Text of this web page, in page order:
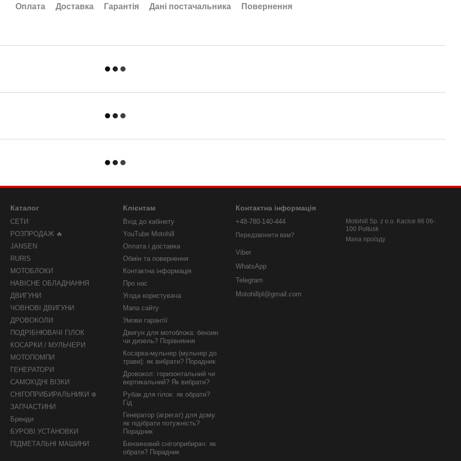
Оплата
Доставка Гарантія Дані постачальника Повернення
Каталог
СЕТИ
РОЗПРОДАЖ 🔥
JANSEN
RURIS
МОТОБЛОКИ
НАВІСНЕ ОБЛАДНАННЯ
ДВИГУНИ
ЧОВНОВІ ДВИГУНИ
ДРОВОКОЛИ
ПОДРІБНЮВАЧІ ГІЛОК
КОСАРКИ / МУЛЬЧЕРИ
МОТОПОМПИ
ГЕНЕРАТОРИ
САМОХІДНІ ВІЗКИ
СНІГОПРИБИРАЛЬНИКИ ❄️
ЗАПЧАСТИНИ
Бренди
БУРОВІ УСТАНОВКИ
ПІДМЕТАЛЬНІ МАШИНИ
Клієнтам
Вхід до кабінету
YouTube Motohill
Оплата і доставка
Обмін та повернення
Контактна інформація
Про нас
Угода користувача
Мапа сайту
Умови гарантії
Двигун для мотоблока: бензин
чи дизель? Порівняння
Косарка-мульчер (мульчер до
трави): як вибрати? Порадник
Дровокол: горизонтальний чи
вертикальний? Як вибрати?
Рубак для гілок: як обрати?
Гід
Генератор (агрегат) для дому:
як підібрати потужність?
Порадник
Бензиновий снігоприбирач: як
обрати? Порадник
Контактна інформація
+48-780-140-444
Передзвонити вам?
Viber
WhatsApp
Telegram
Motohillpl@gmail.com
Motohill Sp. z o.o. Kacice 86 06-
100 Pułtusk
Мапа проїзду